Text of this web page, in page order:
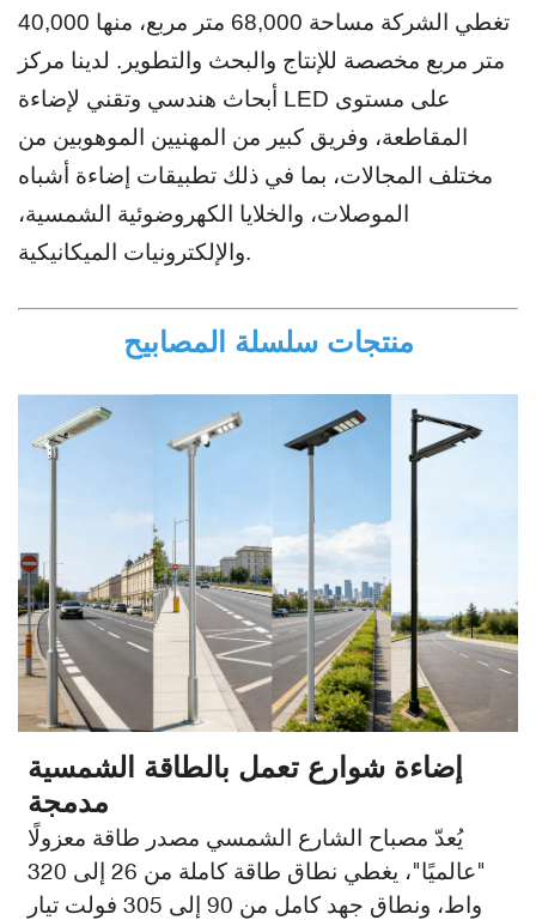
تغطي الشركة مساحة 68,000 متر مربع، منها 40,000
متر مربع مخصصة للإنتاج والبحث والتطوير. لدينا مركز
أبحاث هندسي وتقني لإضاءة LED على مستوى
المقاطعة، وفريق كبير من المهنيين الموهوبين من
مختلف المجالات، بما في ذلك تطبيقات إضاءة أشباه
الموصلات، والخلايا الكهروضوئية الشمسية،
والإلكترونيات الميكانيكية.
منتجات سلسلة المصابيح
إضاءة شوارع تعمل بالطاقة الشمسية
مدمجة
يُعدّ مصباح الشارع الشمسي مصدر طاقة معزولًا
"عالميًا"، يغطي نطاق طاقة كاملة من 26 إلى 320
واط، ونطاق جهد كامل من 90 إلى 305 فولت تيار